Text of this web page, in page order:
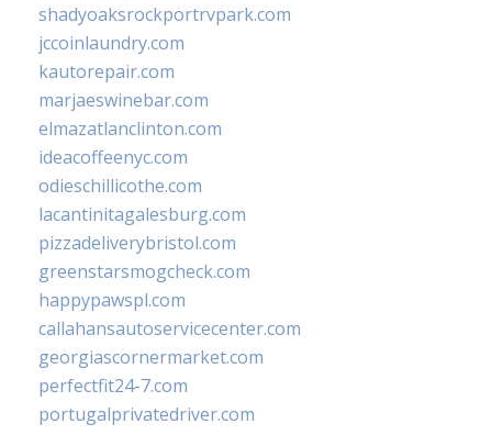
shadyoaksrockportrvpark.com
jccoinlaundry.com
kautorepair.com
marjaeswinebar.com
elmazatlanclinton.com
ideacoffeenyc.com
odieschillicothe.com
lacantinitagalesburg.com
pizzadeliverybristol.com
greenstarsmogcheck.com
happypawspl.com
callahansautoservicecenter.com
georgiascornermarket.com
perfectfit24-7.com
portugalprivatedriver.com